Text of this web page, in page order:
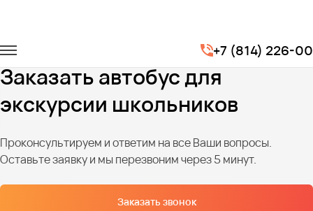
+7 (814) 226-
Перевозка школьников
Автобусы для школьной экскурсии
Заказать автобус для
экскурсии школьников
Проконсультируем и ответим на все Ваши вопросы.
Оставьте заявку и мы перезвоним через 5 минут.
Заказать звонок